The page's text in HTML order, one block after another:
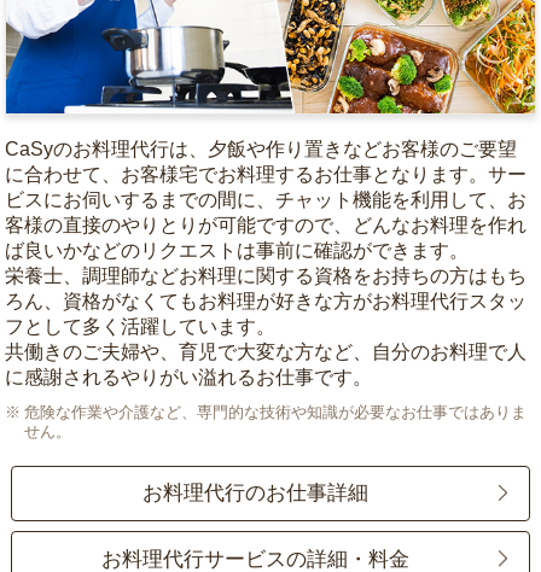
CaSyのお料理代行は、夕飯や作り置きなどお客様のご要望
に合わせて、お客様宅でお料理するお仕事となります。サー
ビスにお伺いするまでの間に、チャット機能を利用して、お
客様の直接のやりとりが可能ですので、どんなお料理を作れ
ば良いかなどのリクエストは事前に確認ができます。
栄養士、調理師などお料理に関する資格をお持ちの方はもち
ろん、資格がなくてもお料理が好きな方がお料理代行スタッ
フとして多く活躍しています。
共働きのご夫婦や、育児で大変な方など、自分のお料理で人
に感謝されるやりがい溢れるお仕事です。
危険な作業や介護など、専門的な技術や知識が必要なお仕事ではありま
せん。
お料理代行のお仕事詳細
お料理代行サービスの詳細・料金